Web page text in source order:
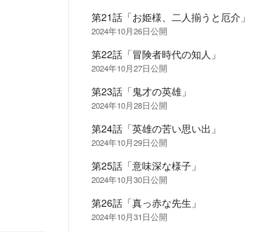
第21話「お姫様、二人揃うと厄介」
2024年10月26日公開
第22話「冒険者時代の知人」
2024年10月27日公開
第23話「鬼才の英雄」
2024年10月28日公開
第24話「英雄の苦い思い出」
2024年10月29日公開
第25話「意味深な様子」
2024年10月30日公開
第26話「真っ赤な先生」
2024年10月31日公開